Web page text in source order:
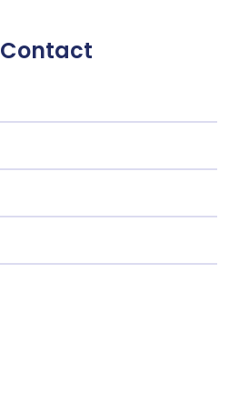
Contact